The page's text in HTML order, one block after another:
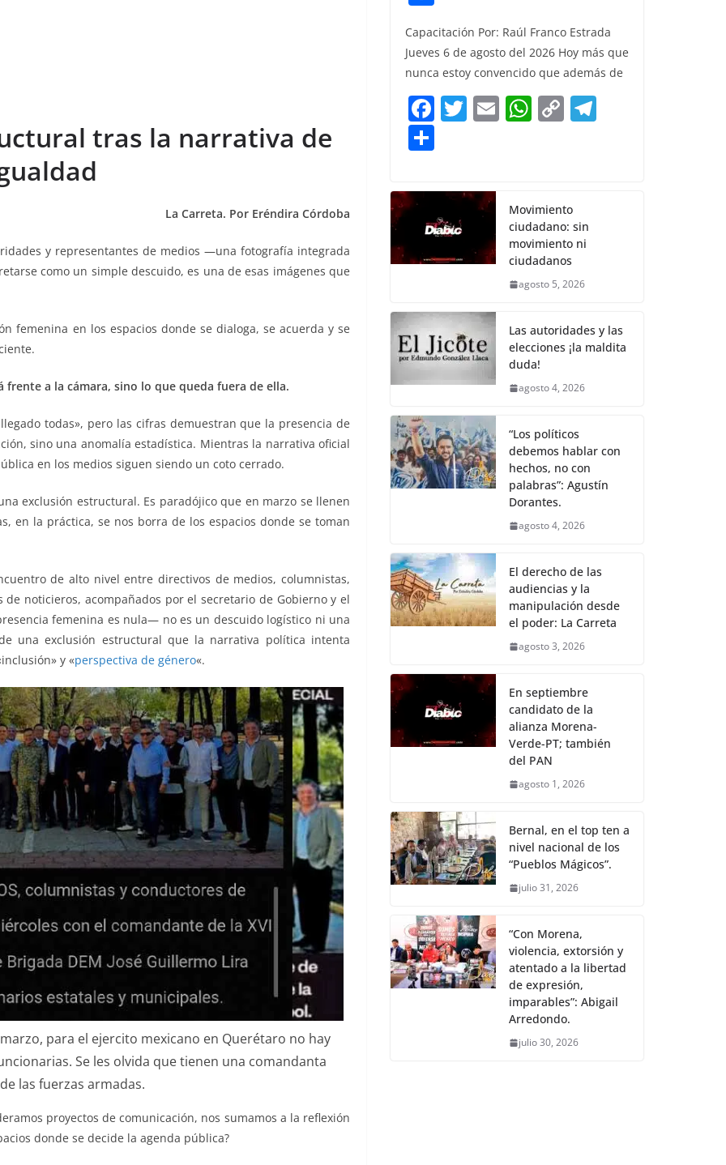
tras la narrativa de
La Carreta. Por Eréndira Córdoba
y representantes de medios —una fotografía integrada
como un simple descuido, es una de esas imágenes que
femenina en los espacios donde se dialoga, se acuerda y se
a la cámara, sino lo que queda fuera de ella.
todas», pero las cifras demuestran que la presencia de
sino una anomalía estadística. Mientras la narrativa oficial
en los medios siguen siendo un coto cerrado.
exclusión estructural. Es paradójico que en marzo se llenen
en la práctica, se nos borra de los espacios donde se toman
de alto nivel entre directivos de medios, columnistas,
noticieros, acompañados por el secretario de Gobierno y el
femenina es nula— no es un descuido logístico ni una
una exclusión estructural que la narrativa política intenta
y «perspectiva de género«.
para el ejercito mexicano en Querétaro no hay
Se les olvida que tienen una comandanta
las fuerzas armadas.
proyectos de comunicación, nos sumamos a la reflexión
donde se decide la agenda pública?
e
b
o
o
er l s
A
p
p
y
Li
n
k
gr
a
h
ar
e
Capacitación Por: Raúl Franco Estrada
Jueves 6 de agosto del 2026 Hoy más que
nunca estoy convencido que además de
F
e
b
o
o
T
er
E W
A
p
p
C
Li
n
k
ar
e
Movimiento
ciudadano: sin
movimiento ni
ciudadanos
agosto 5, 2026
Las autoridades y las
elecciones ¡la maldita
duda!
agosto 4, 2026
“Los políticos
debemos hablar con
hechos, no con
palabras”: Agustín
Dorantes.
agosto 4, 2026
El derecho de las
audiencias y la
manipulación desde
el poder: La Carreta
agosto 3, 2026
En septiembre
candidato de la
alianza Morena-
Verde-PT; también
del PAN
agosto 1, 2026
Bernal, en el top ten a
nivel nacional de los
“Pueblos Mágicos”.
julio 31, 2026
“Con Morena,
violencia, extorsión y
atentado a la libertad
de expresión,
imparables”: Abigail
Arredondo.
julio 30, 2026